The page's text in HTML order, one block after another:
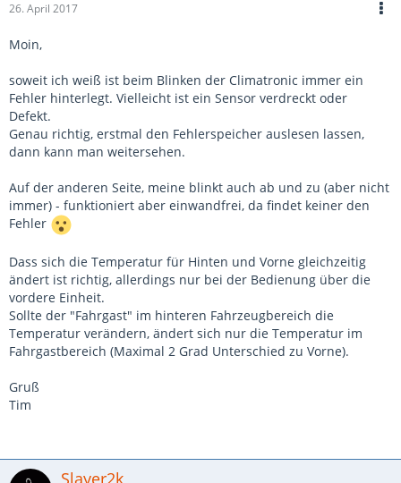
26. April 2017
Moin,
soweit ich weiß ist beim Blinken der Climatronic immer ein
Fehler hinterlegt. Vielleicht ist ein Sensor verdreckt oder
Defekt.
Genau richtig, erstmal den Fehlerspeicher auslesen lassen,
dann kann man weitersehen.
Auf der anderen Seite, meine blinkt auch ab und zu (aber nicht
immer) - funktioniert aber einwandfrei, da findet keiner den
Fehler
Dass sich die Temperatur für Hinten und Vorne gleichzeitig
ändert ist richtig, allerdings nur bei der Bedienung über die
vordere Einheit.
Sollte der "Fahrgast" im hinteren Fahrzeugbereich die
Temperatur verändern, ändert sich nur die Temperatur im
Fahrgastbereich (Maximal 2 Grad Unterschied zu Vorne).
Gruß
Tim
Slayer2k